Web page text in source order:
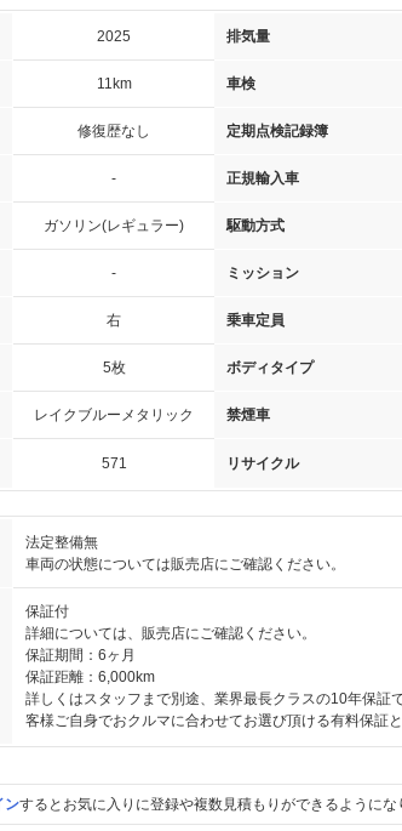
2025 排気量
11km 車検
修復歴なし 定期点検記録簿
- 正規輸入車
ガソリン(レギュラー) 駆動方式
- ミッション
右 乗車定員
5枚 ボディタイプ
レイクブルーメタリック 禁煙車
571 リサイクル
法定整備無
車両の状態については販売店にご確認ください。
保証付
詳細については、販売店にご確認ください。
保証期間：6ヶ月
保証距離：6,000km
詳しくはスタッフまで別途、業界最長クラスの10年保証
客様ご自身でおクルマに合わせてお選び頂ける有料保証と
ンするとお気に入りに登録や複数見積もりができるようにな